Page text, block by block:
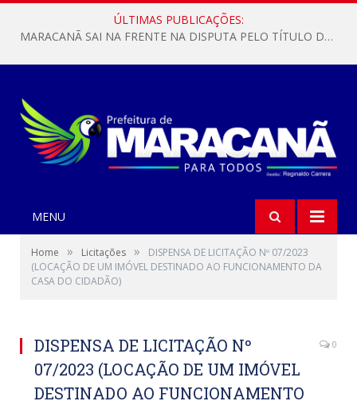
ÚLTIMAS PUBLICAÇÕES:
MARACANÃ SAI NA FRENTE NA DISPUTA PELO TÍTULO DA COPA PARÁ SUB-17!
MENU
Home » Licitações »
DISPENSA DE LICITAÇÃO Nº 07/2023
(LOCAÇÃO DE UM IMÓVEL DESTINADO AO FUNCIONAMENTO DA
CASA DO CIDADÃO)
DISPENSA DE LICITAÇÃO Nº
07/2023 (LOCAÇÃO DE UM IMÓVEL
DESTINADO AO FUNCIONAMENTO
0